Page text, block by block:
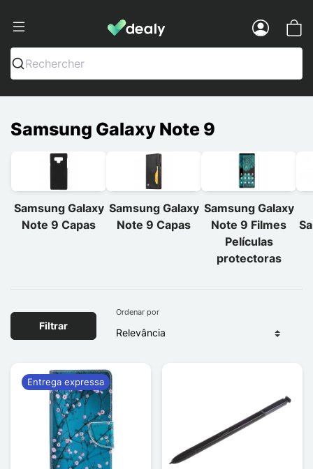
Dealy - Capas e acessórios para
Rechercher
Samsung Galaxy Note 9
Samsung Galaxy
Note 9 Capas
Samsung Galaxy
Note 9 Capas
Samsung Galaxy
Note 9 Filmes
Películas
protectoras
Filtrar
Ordenar por
Entrega expressa